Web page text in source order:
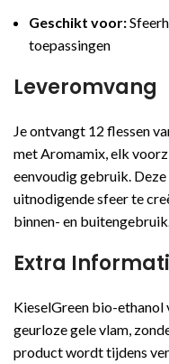
Geschikt voor:
toepassingen
Leveromvang
Je ontvangt 12 flessen
met Aromamix, elk
eenvoudig gebruik. Deze
uitnodigende sfeer te
binnen- en buitengebruik.
Extra
KieselGreen bio-ethanol
geurloze gele vlam,
product wordt tijdens